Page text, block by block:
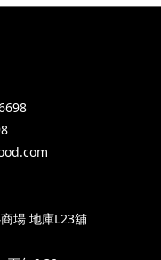
場 地庫L23舖